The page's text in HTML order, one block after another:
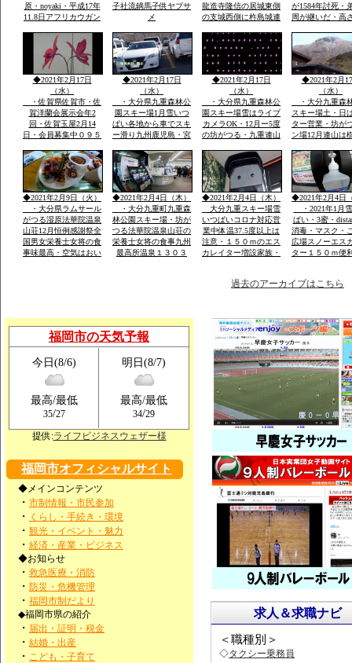
原・noyaki・平成17年
11.8日アフリカウガン
ル湿原にタデ原３８
ha・坊がつる５３ha・
九重の自然をまのる会
子社流鏑馬子供ヤブサ
メ
龍造寺隆信の居城東側
の支城西側に杵島城連
鎮西屈指の堅城
が1584年討死・
周が継いだ・高
２年天文年間か
年築城
◆2021年2月17日
（水）
・佐賀県佐賀市・佐
賀洋蘭会展示会年2
回・佐賀玉屋2月14
日・会員募集中０９５
大島・栽培管理など
◆2021年2月17日
（水）
・大分県九重森林公
園スキー場1月雪いつ
ぱい各地から車でスキ
ー滑り九州鹿児島・宮
から・レンタルウェア
一流メーカー用意
◆2021年2月17日
（水）
・大分県九重森林公
園スキー場雪はライブ
カメラOK・12月ー5度
の坊がつる・九重連山
荘九州最高所１３０３
ｍ天然温泉
◆2021年2月
（水）
・大分九重森
スキー場土・日
ター営業・坊が
ン場12月連山は
山１９９５・１
257年ぶり噴火
りできる法華院
1470年入山・白
山伏修練場
◆2021年2月9日（火）
・大分県ラムサール
がつる湿原法華院温泉
山荘12月恒例感謝祭全
国男女栄養士女将の食
事味最高・空気はおい
◆2021年2月4日（木）
・大分九重町九重森
林公園スキー場・坊が
つる法華院温泉山荘の
栄養士女将の食事九州
最高所温泉１３０３
◆2021年2月4日（木）
大分九重スキー場雪
いつぱいコロナ対応営
業中体温37.5度以上は
注意・１５０ｍのエス
カレイター増設家族・
◆2021年2月4日
・2021年1月
ぱい・3蜜・
消毒・マスク・
広場スノーエス
ター１５０ｍ便
過去のアーカイブはこちら
福岡市の天気予報
今日(8/6)
最高/最低
35/27
明日(8/7)
最高/最低
34/29
提供:ライフビジネスウェザー様
福岡市オフィシャルサイト
◆メインコンテンツ
・ 市制情報・市民参加
・ くらし・手続き・環境
・ 観光・イベント・魅力
・ 経済・産業・ビジネス
◆お知らせ
・ 救急医療・消防
・ 防災・危機管理
・ 福岡市制だより
◆福岡市県の紹介
・ 届出・証明・税金
・ 結婚・出産
・ こども・子育て
求人＆求職ナビ
＜職種別＞
◇タクシー乗務員